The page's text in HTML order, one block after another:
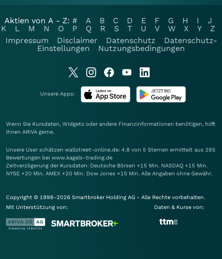
Aktien von A - Z: # A B C D E F G H I
J
K
L M N O P Q R S T U V W X Y
Z
Impressum
Disclaimer Datenschutz
Datenschutz-
Einstellungen
Nutzungsbedingungen
Unsere Apps:
Wenn Sie Kursdaten, Widgets oder andere Finanzinformationen benötigen, hilft
Ihnen ARIVA gerne.
Unsere User schätzen wallstreet-online.de: 4.8 von 5 Sternen ermittelt aus 285
Bewertungen bei www.kagels-trading.de
Zeitverzögerung der Kursdaten: Deutsche Börsen +15 Min. NASDAQ +15 Min.
NYSE +20 Min. AMEX +20 Min. Dow Jones +15 Min. Alle Angaben ohne Gewähr.
Copyright © 1998-2026 Smartbroker Holding AG - Alle Rechte vorbehalten.
Mit Unterstützung von:
Daten & Kurse von: